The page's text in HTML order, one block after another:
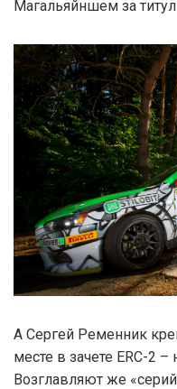
Магальяйншем за
А Сергей Ременник
месте в зачете ERC-2 –
Возглавляют же